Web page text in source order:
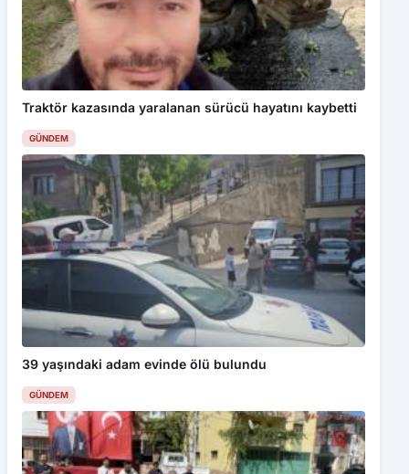
Traktör kazasında yaralanan sürücü hayatını kaybetti
GÜNDEM
39 yaşındaki adam evinde ölü bulundu
GÜNDEM